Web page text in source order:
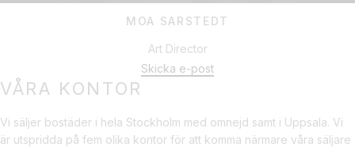
MOA SARSTEDT
Art Director
Skicka e-post
VÅRA KONTOR
Vi säljer bostäder i hela Stockholm med omnejd samt i Uppsala. Vi
är utspridda på fem olika kontor för att komma närmare våra säljare